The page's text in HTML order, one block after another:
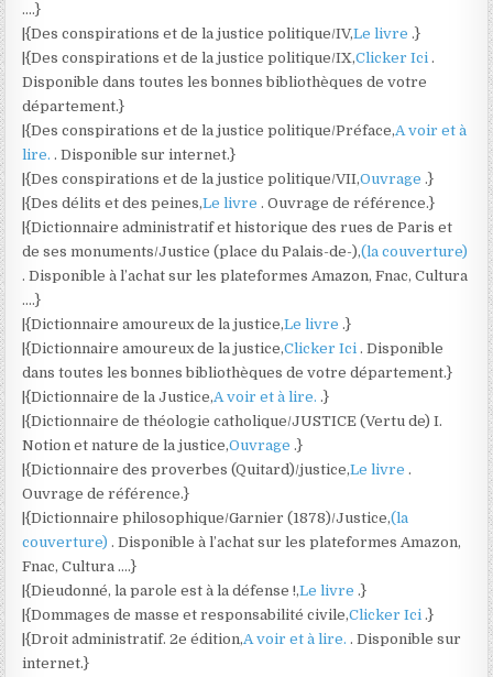
….}
|{Des conspirations et de la justice politique/IV,Le livre.}
|{Des conspirations et de la justice politique/IX,Clicker Ici.
Disponible dans toutes les bonnes bibliothèques de votre
département.}
|{Des conspirations et de la justice politique/Préface,A voir et à
lire.. Disponible sur internet.}
|{Des conspirations et de la justice politique/VII,Ouvrage.}
|{Des délits et des peines,Le livre. Ouvrage de référence.}
|{Dictionnaire administratif et historique des rues de Paris et
de ses monuments/Justice (place du Palais-de-),(la couverture)
. Disponible à l’achat sur les plateformes Amazon, Fnac, Cultura
….}
|{Dictionnaire amoureux de la justice,Le livre.}
|{Dictionnaire amoureux de la justice,Clicker Ici. Disponible
dans toutes les bonnes bibliothèques de votre département.}
|{Dictionnaire de la Justice,A voir et à lire..}
|{Dictionnaire de théologie catholique/JUSTICE (Vertu de) I.
Notion et nature de la justice,Ouvrage.}
|{Dictionnaire des proverbes (Quitard)/justice,Le livre.
Ouvrage de référence.}
|{Dictionnaire philosophique/Garnier (1878)/Justice,(la
couverture). Disponible à l’achat sur les plateformes Amazon,
Fnac, Cultura ….}
|{Dieudonné, la parole est à la défense !,Le livre.}
|{Dommages de masse et responsabilité civile,Clicker Ici.}
|{Droit administratif. 2e édition,A voir et à lire.. Disponible sur
internet.}